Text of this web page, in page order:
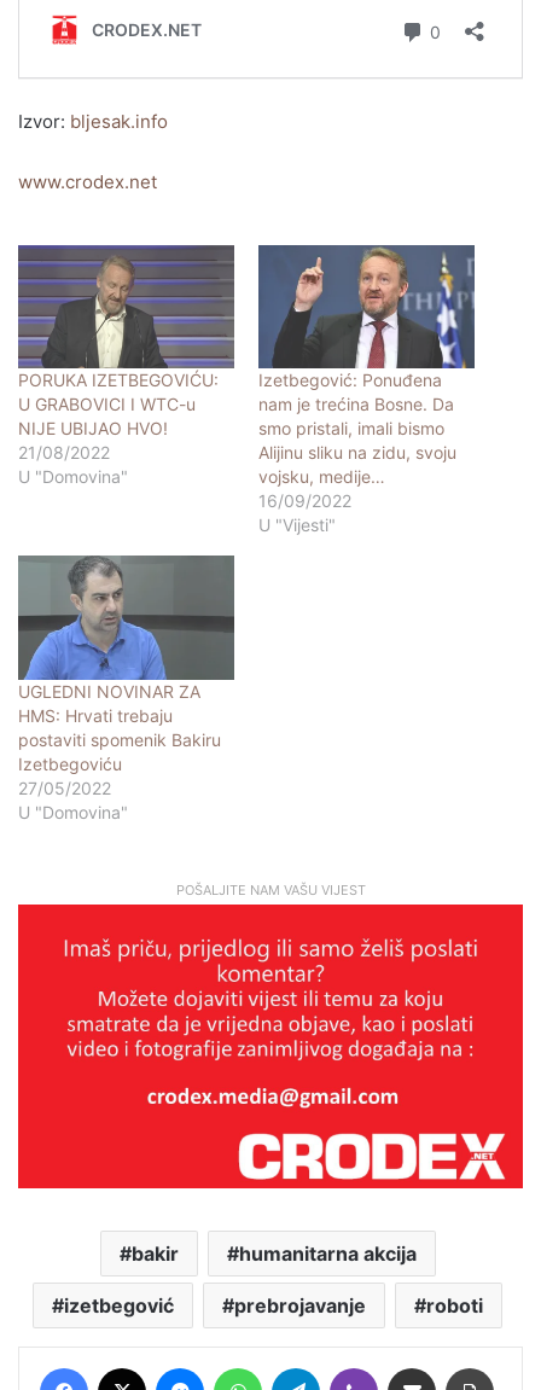
Izvor: bljesak.info
www.crodex.net
PORUKA IZETBEGOVIĆU:
U GRABOVICI I WTC-u
NIJE UBIJAO HVO!
21/08/2022
U "Domovina"
Izetbegović: Ponuđena
nam je trećina Bosne. Da
smo pristali, imali bismo
Alijinu sliku na zidu, svoju
vojsku, medije…
16/09/2022
U "Vijesti"
UGLEDNI NOVINAR ZA
HMS: Hrvati trebaju
postaviti spomenik Bakiru
Izetbegoviću
27/05/2022
U "Domovina"
POŠALJITE NAM VAŠU VIJEST
bakir humanitarna akcija
izetbegović prebrojavanje roboti
Facebook MessengerWhatsAppTelegram Viber Podijeli putem E-maila